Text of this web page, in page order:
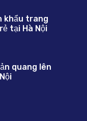
khẩu trang
tại Hà Nội
quang lên